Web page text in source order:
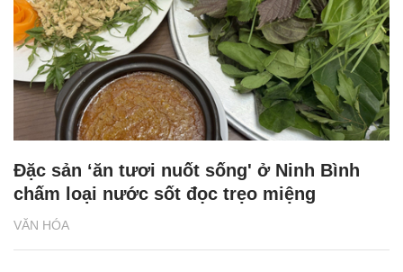
VĂN HÓA
Đặc sản ‘ăn tươi nuốt sống' ở Ninh Bình
chấm loại nước sốt đọc trẹo miệng